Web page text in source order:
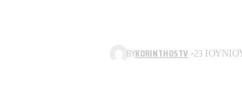
BYKORINTHOSTV 23